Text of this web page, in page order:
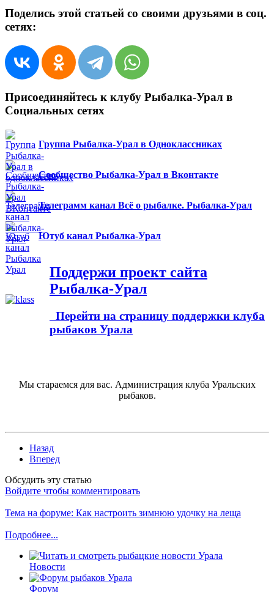
Поделись этой статьей со своими друзьями в соц.
сетях:
Присоединяйтесь к клубу Рыбалка-Урал в
Социальных сетях
Группа Рыбалка-Урал в Одноклассниках
Сообщество Рыбалка-Урал в Вконтакте
Телеграмм канал Всё о рыбалке. Рыбалка-Урал
Ютуб канал Рыбалка-Урал
Поддержи проект сайта
Рыбалка-Урал
Перейти на страницу поддержки клуба
рыбаков Урала
Мы стараемся для вас. Администрация клуба Уральских
рыбаков.
Назад
Вперед
Обсудить эту статью
Войдите чтобы комментировать
Тема на форуме: Как настроить зимнюю удочку на леща
Подробнее...
Новости
Форум